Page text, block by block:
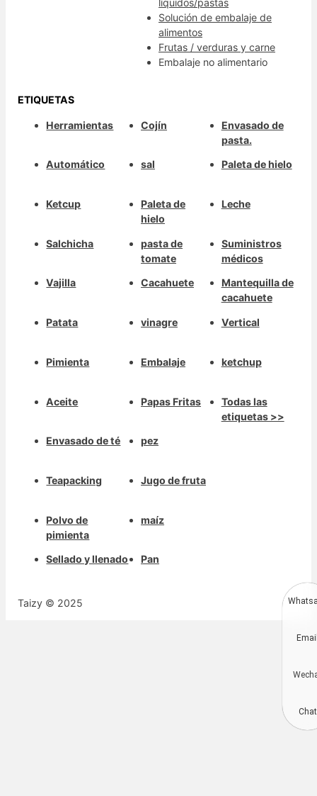
líquidos/pastas
Solución de embalaje de
alimentos
Frutas / verduras y carne
Embalaje no alimentario
ETIQUETAS
Herramientas
Automático
Ketcup
Salchicha
Vajilla
Patata
Pimienta
Aceite
Envasado de té
Teapacking
Polvo de
pimienta
Sellado y llenado
Cojín
sal
Paleta de
hielo
pasta de
tomate
Cacahuete
vinagre
Embalaje
Papas Fritas
pez
Jugo de fruta
maíz
Pan
Envasado de
pasta.
Paleta de hielo
Leche
Suministros
médicos
Mantequilla de
cacahuete
Vertical
ketchup
Todas las
etiquetas >>
Taizy © 2025
Chat